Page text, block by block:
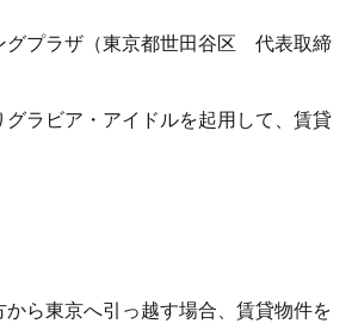
プラザ（東京都世田谷区 代表取締
グラビア・アイドルを起用して、賃貸
ら東京へ引っ越す場合、賃貸物件を